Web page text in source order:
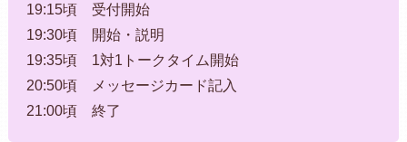
19:15頃 受付開始
19:30頃 開始・説明
19:35頃 1対1トークタイム開始
20:50頃 メッセージカード記入
21:00頃 終了